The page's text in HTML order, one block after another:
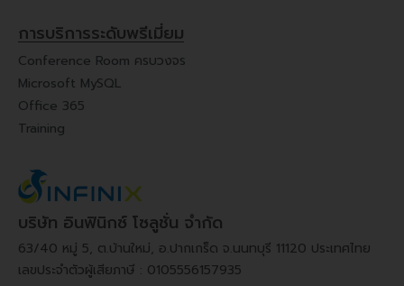
การบริการระดับพรีเมี่ยม
Conference Room ครบวงจร
Microsoft MySQL
Office 365
Training
บริษัท อินฟินิกซ์ โซลูชั่น จำกัด
63/40 หมู่ 5, ต.บ้านใหม่, อ.ปากเกร็ด จ.นนทบุรี 11120 ประเทศไทย
เลขประจำตัวผู้เสียภาษี : 0105556157935